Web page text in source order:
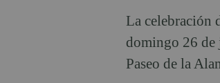
La celebración
domingo 26
Paseo de la